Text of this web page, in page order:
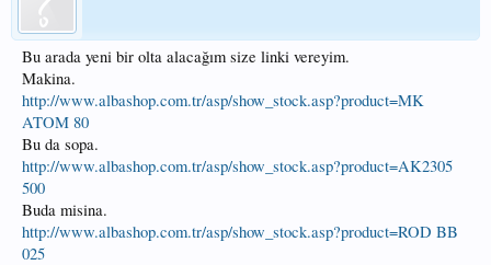
Bu arada yeni bir olta alacağım size linki vereyim.
Makina.
http://www.albashop.com.tr/asp/show_stock.asp?product=MK
ATOM 80
Bu da sopa.
http://www.albashop.com.tr/asp/show_stock.asp?product=AK2305
500
Buda misina.
http://www.albashop.com.tr/asp/show_stock.asp?product=ROD BB
025